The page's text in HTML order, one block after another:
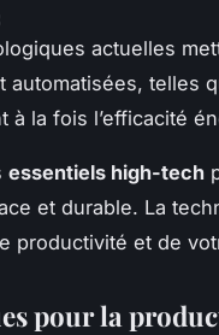
actuelles
automatisées, telles
à la fois l’efficacité
essentiels high-tech
et durable. La
productivité et de
pour la